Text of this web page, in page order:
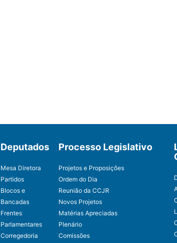
Deputados
Mesa Diretora
Partidos
Blocos e
Bancadas
Frentes
Parlamentares
Corregedoria
Processo Legislativo
Projetos e Proposições
Ordem do Dia
Reunião da CCJR
Novos Projetos
Matérias Apreciadas
Plenário
Comissões